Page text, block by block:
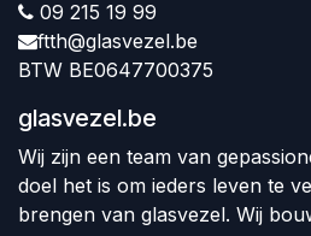
09 215 19 99
ftth@glasvezel.be
BTW BE0647700375
glasvezel.be
Wij zijn een team van
doel het is om ieders leven te
brengen van glasvezel. Wij